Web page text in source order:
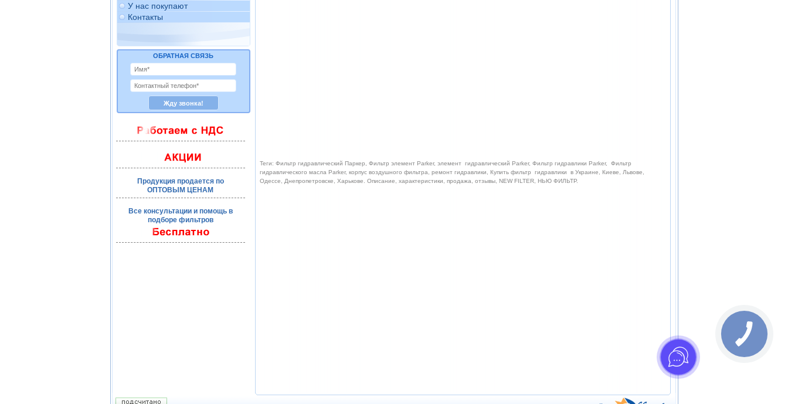
У нас покупают
Контакты
ОБРАТНАЯ СВЯЗЬ
Продукция продается по
ОПТОВЫМ ЦЕНАМ
Все консультации и помощь в
подборе фильтров
Теги: Фильтр гидравлический Паркер, Фильтр элемент Parker, элемент гидравлический Parker, Фильтр гидравлики Parker, Фильтр
гидравлического масла Parker, корпус воздушного фильтра, ремонт гидравлики, Купить фильтр гидравлики в Украине, Киеве, Львове,
Одессе, Днепропетровске, Харькове. Описание, характеристики, продажа, отзывы, NEW FILTER, НЬЮ ФИЛЬТР.